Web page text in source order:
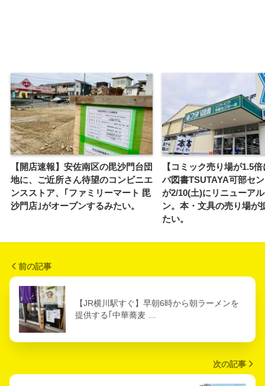
【開店速報】安佐南区の毘沙門台団
地に、ご近所さん待望のコンビニエ
ンスストア、｢ファミリーマート 毘
沙門店｣がオープンするみたい。
【コミック売り場が1.5
バ図書TSUTAYA可部セ
が2/10(土)にリニューア
ン。本・文具の売り場が
たい。
前の記事
【JR横川駅すぐ】早朝6時から朝ラーメンを
提供する｢中華蕎麦 …
次の記事